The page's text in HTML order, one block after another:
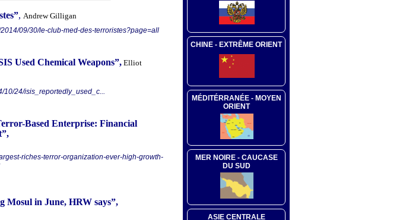
, Andrew Gilligan
09/30/le-club-med-des-terroristes?page=all
Used Chemical Weapons”,Elliot
10/24/isis_reportedly_used_c...
Based Enterprise: Financial
riches-terror-organization-ever-high-growth-
Mosul in June, HRW says”,
CHINE - EXTRÊME ORIENT
MÉDITÉRRANÉE - MOYEN
ORIENT
MER NOIRE - CAUCASE
DU SUD
ASIE CENTRALE